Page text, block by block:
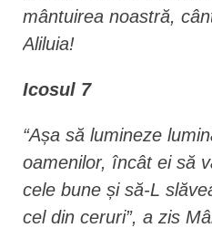
mântuirea noastră,
Aliluia!
Icosul 7
“Așa să lumineze
oamenilor, încât ei să
cele bune și să-L
cel din ceruri”, a zis